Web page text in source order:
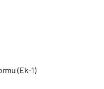
(Ek-1)